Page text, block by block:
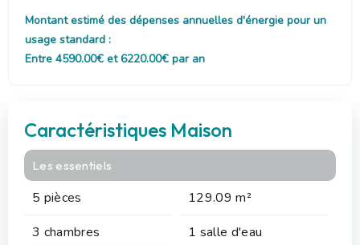
Montant estimé des dépenses annuelles d'énergie pour un
usage standard :
Entre 4590.00€ et 6220.00€ par an
Caractéristiques Maison
Les essentiels
5 pièces
129.09 m²
3 chambres
1 salle d'eau